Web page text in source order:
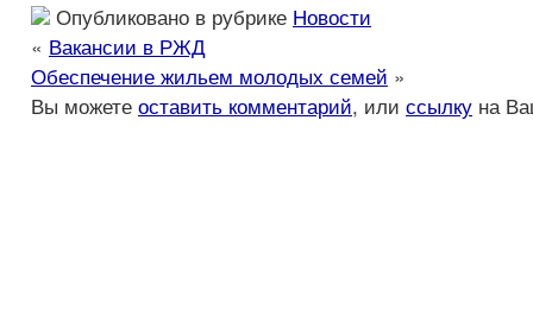
Опубликовано в рубрике Новости
« Вакансии в РЖД
Обеспечение жильем молодых семей »
Вы можете оставить комментарий, или ссылку на